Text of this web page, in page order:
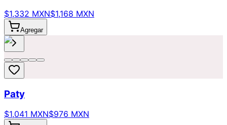
$1,332 MXN$1,168 MXN
Agregar
Paty
$1,041 MXN$976 MXN